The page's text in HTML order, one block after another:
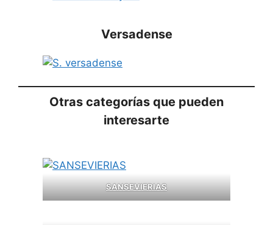
Versadense
Otras categorías que pueden
interesarte
SANSEVIERIAS